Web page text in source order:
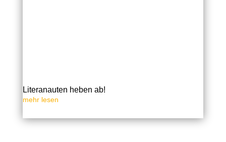
Literanauten heben ab!
mehr lesen